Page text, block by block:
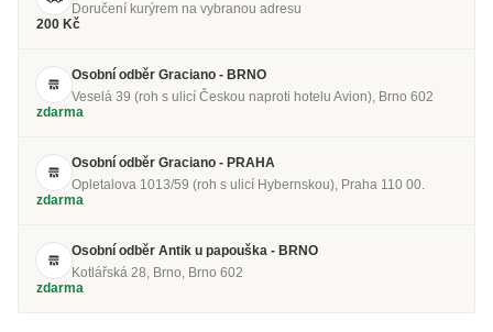
Doručení kurýrem na vybranou adresu
200 Kč
Osobní odběr Graciano - BRNO
Veselá 39 (roh s ulicí Českou naproti hotelu Avion), Brno 602
zdarma
Osobní odběr Graciano - PRAHA
Opletalova 1013/59 (roh s ulicí Hybernskou), Praha 110 00.
zdarma
Osobní odběr Antik u papouška - BRNO
Kotlářská 28, Brno, Brno 602
zdarma